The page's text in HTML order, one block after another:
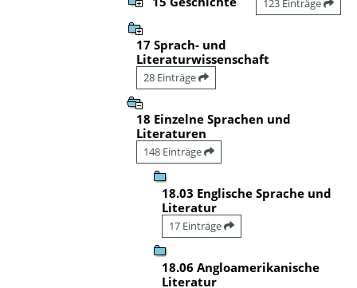
123 Einträge
17 Sprach- und
Literaturwissenschaft
28 Einträge
18 Einzelne Sprachen und
Literaturen
148 Einträge
18.03 Englische Sprache und
Literatur
17 Einträge
18.06 Angloamerikanische
Literatur